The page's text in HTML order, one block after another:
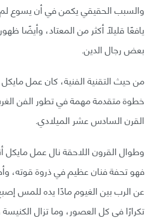
والسبب الحقيقي يكمن في أن يسوع لم
يافعًا قليلًا أكثر من المعتاد، وأيضًا
بعض رجال الدين.
من حيث التقنية الفنية، كان عمل
خطوة متقدمة مهمة في تطور الفن
القرن السادس عشر الميلادي.
وطوال القرون اللاحقة نال عمل مايكل
فهو تحفة فنان عظيم في ذروة قوته،
عن الرب بين الغيوم مادًا يده للمس
تكرارًا في كل العصور، وما تزال